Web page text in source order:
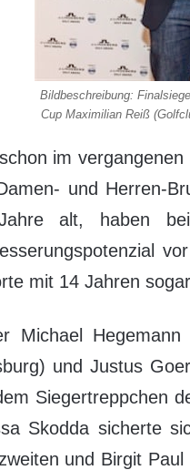
Bildbeschreibung:
Cup Maximilian Reiß
im
und Herren-
alt, haben
mit 14 Jahren
Michael
und Justus
Siegertreppchen
Skodda sicherte
und Birgit